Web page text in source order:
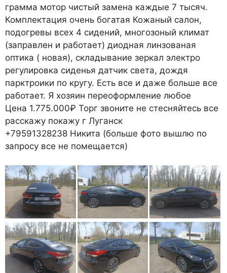
грамма мотор чистый замена каждые 7 тысяч.
Комплектация очень богатая Кожаный салон,
подогревы всех 4 сидений, многозоный климат
(заправлен и работает) диодная линзованая
оптика ( новая), складывание зеркал электро
регулировка сиденья датчик света, дождя
парктроики по кругу. Есть все и даже больше все
работает. Я хозяин переоформление любое
Цена 1.775.000₽ Торг звоните не стесняйтесь все
расскажу покажу г Луганск
+79591328238 Никита (больше фото вышлю по
запросу все не помещается)